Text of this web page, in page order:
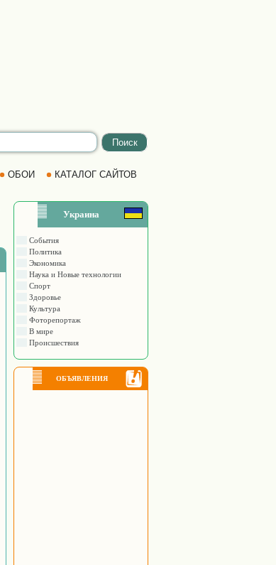
ОБОИ КАТАЛОГ САЙТОВ
Украина
События
Политика
Экономика
Наука и Новые технологии
Спорт
Здоровье
Культура
Фоторепортаж
В мире
Происшествия
ОБЪЯВЛЕНИЯ